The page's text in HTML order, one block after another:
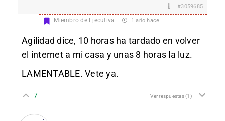
#3059685
Miembro de Ejecutiva 1 año hace
Agilidad dice, 10 horas ha tardado en volver
el internet a mi casa y unas 8 horas la luz.
LAMENTABLE. Vete ya.
7 Ver respuestas(1)